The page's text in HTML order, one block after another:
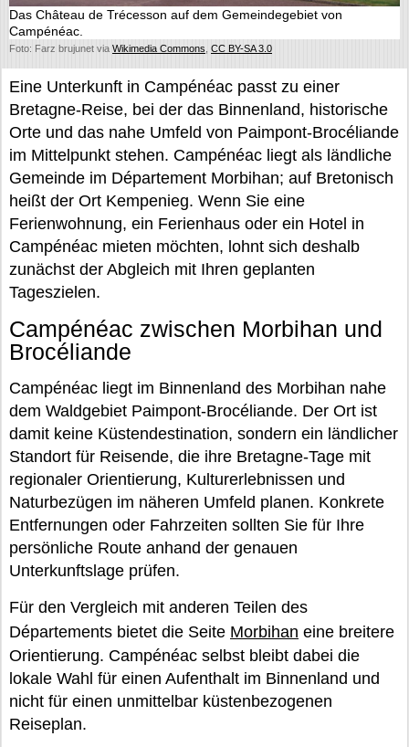
Das Château de Trécesson auf dem Gemeindegebiet von
Campénéac.
Foto: Farz brujunet via Wikimedia Commons CC BY-SA 3.0
Eine Unterkunft in Campénéac passt zu einer
Bretagne-Reise, bei der das Binnenland, historische
Orte und das nahe Umfeld von Paimpont-Brocéliande
im Mittelpunkt stehen. Campénéac liegt als ländliche
Gemeinde im Département Morbihan; auf Bretonisch
heißt der Ort Kempenieg. Wenn Sie eine
Ferienwohnung, ein Ferienhaus oder ein Hotel in
Campénéac mieten möchten, lohnt sich deshalb
zunächst der Abgleich mit Ihren geplanten
Tageszielen.
Campénéac zwischen Morbihan und
Brocéliande
Campénéac liegt im Binnenland des Morbihan nahe
dem Waldgebiet Paimpont-Brocéliande. Der Ort ist
damit keine Küstendestination, sondern ein ländlicher
Standort für Reisende, die ihre Bretagne-Tage mit
regionaler Orientierung, Kulturerlebnissen und
Naturbezügen im näheren Umfeld planen. Konkrete
Entfernungen oder Fahrzeiten sollten Sie für Ihre
persönliche Route anhand der genauen
Unterkunftslage prüfen.
Für den Vergleich mit anderen Teilen des
Départements bietet die Seite Morbihan eine breitere
Orientierung. Campénéac selbst bleibt dabei die
lokale Wahl für einen Aufenthalt im Binnenland und
nicht für einen unmittelbar küstenbezogenen
Reiseplan.